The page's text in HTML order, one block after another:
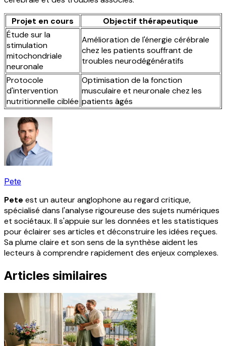
Projet en cours
Objectif thérapeutique
Étude sur la
stimulation
mitochondriale
neuronale
Amélioration de l'énergie cérébrale
chez les patients souffrant de
troubles neurodégénératifs
Protocole
d'intervention
nutritionnelle ciblée
Optimisation de la fonction
musculaire et neuronale chez les
patients âgés
Pete
Pete est un auteur anglophone au regard critique,
spécialisé dans l'analyse rigoureuse des sujets numériques
et sociétaux. Il s'appuie sur les données et les statistiques
pour éclairer ses articles et déconstruire les idées reçues.
Sa plume claire et son sens de la synthèse aident les
lecteurs à comprendre rapidement des enjeux complexes.
Articles similaires